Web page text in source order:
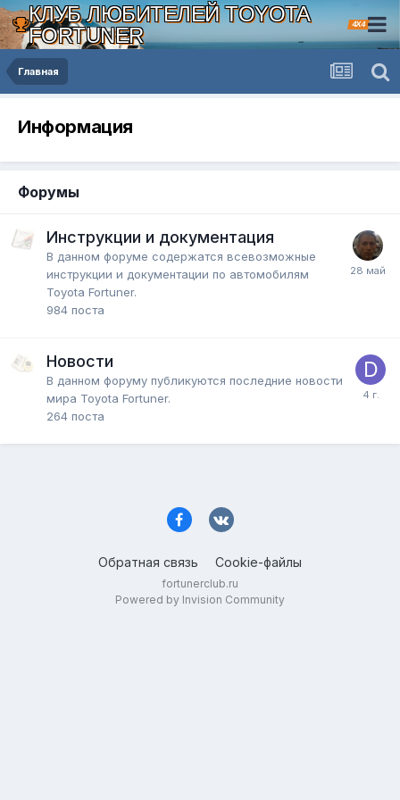
КЛУБ ЛЮБИТЕЛЕЙ TOYOTA
FORTUNER
4X4
Главная
Информация
Форумы
Инструкции и документация
В данном форуме содержатся всевозможные
инструкции и документации по автомобилям
Toyota Fortuner.
984 поста
Новости
В данном форуму публикуются последние новости
мира Toyota Fortuner.
264 поста
Обратная связь Cookie-файлы
fortunerclub.ru
Powered by Invision Community